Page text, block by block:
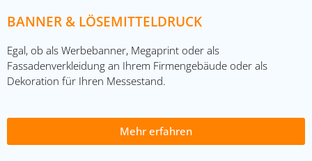
BANNER & LÖSEMITTELDRUCK
Egal, ob als Werbebanner, Megaprint oder als
Fassadenverkleidung an Ihrem Firmengebäude oder als
Dekoration für Ihren Messestand.
Mehr erfahren